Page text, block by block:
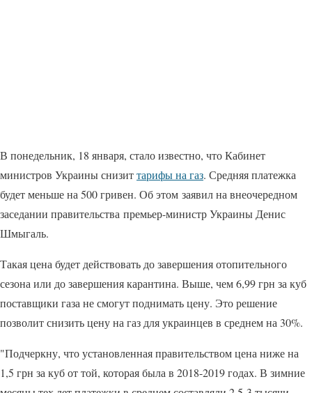
В понедельник, 18 января, стало известно, что Кабинет
министров Украины снизиттарифы на газ. Средняя платежка
будет меньше на 500 гривен. Об этом заявил на внеочередном
заседании правительства премьер-министр Украины Денис
Шмыгаль.
Такая цена будет действовать до завершения отопительного
сезона или до завершения карантина. Выше, чем 6,99 грн за куб
поставщики газа не смогут поднимать цену. Это решение
позволит снизить цену на газ для украинцев в ​​среднем на 30%.
"Подчеркну, что установленная правительством цена ниже на
1,5 грн за куб от той, которая была в 2018-2019 годах. В зимние